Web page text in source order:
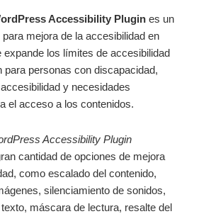
Accessibility Plugin es un
mejora de la accesibilidad en
expande los límites de accesibilidad
para personas con discapacidad,
y necesidades
el acceso a los contenidos.
Accessibility Plugin
cantidad de opciones de mejora
como escalado del contenido,
silenciamiento de sonidos,
máscara de lectura, resalte del